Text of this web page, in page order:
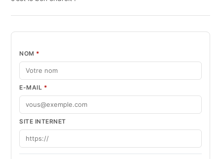
NOM *
E-MAIL *
SITE INTERNET